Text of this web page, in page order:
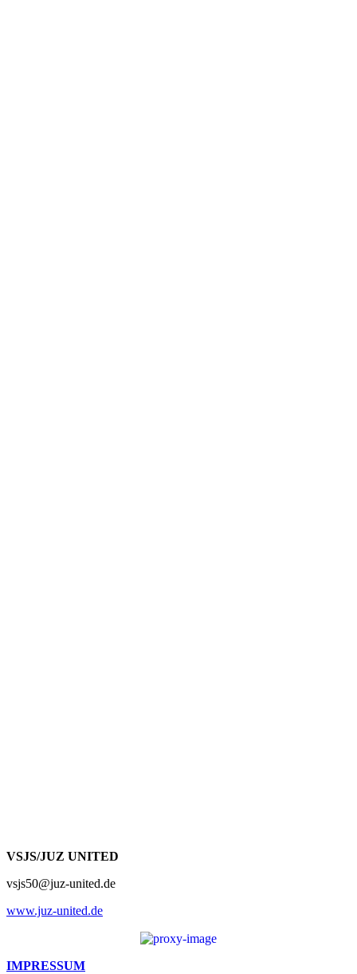
VSJS/JUZ UNITED
vsjs50@juz-united.de
www.juz-united.de
IMPRESSUM